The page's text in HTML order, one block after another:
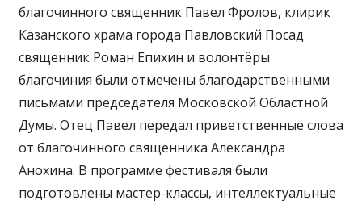
благочинного священник Павел Фролов, клирик
Казанского храма города Павловский Посад
священник Роман Епихин и волонтёры
благочиния были отмечены благодарственными
письмами председателя Московской Областной
Думы. Отец Павел передал приветственные слова
от благочинного священника Александра
Анохина. В программе фестиваля были
подготовлены мастер-классы, интеллектуальные